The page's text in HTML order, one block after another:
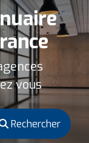
vous
Rechercher